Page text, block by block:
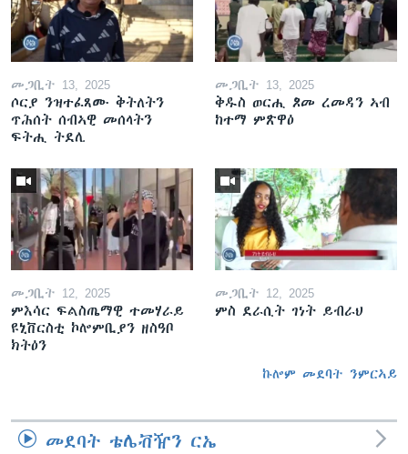
መጋቢት 13, 2025
ሶርያ ንዝተፈጸሙ ቅትለትን
ጥሕሰት ሰብኣዊ መሰላትን
ፍትሒ ትደሊ
መጋቢት 13, 2025
ቅዱስ ወርሒ ጾመ ረመዳን ኣብ
ከተማ ምጽዋዕ
መጋቢት 12, 2025
ምእሳር ፍልስጤማዊ ተመሃራይ
ዩኒቨርስቲ ኮሎምቢያን ዘስዓቦ
ክትዕን
መጋቢት 12, 2025
ምስ ደራሲት ገነት ይብራህ
ኩሎም መደባት ንምርኣይ
መደባት ቴሌቭዥን ርኤ